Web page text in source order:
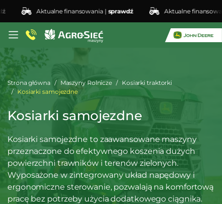
Aktualne finansowania |sprawdź Aktualne finansowania |
Strona główna Maszyny Rolnicze
Kosiarki traktorki
Kosiarki samojezdne
Kosiarki samojezdne
Kosiarki samojezdne to zaawansowane maszyny
przeznaczone do efektywnego koszenia dużych
powierzchni trawników i terenów zielonych.
Wyposażone w zintegrowany układ napędowy i
ergonomiczne sterowanie, pozwalają na komfortową
pracę bez potrzeby użycia dodatkowego ciągnika.